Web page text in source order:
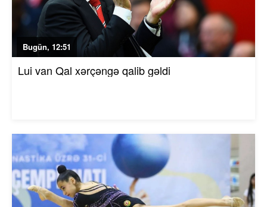
Bugün, 12:51
Lui van Qal xərçəngə qalib gəldi